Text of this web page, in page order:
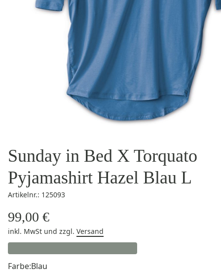
Sunday in Bed X Torquato
Pyjamashirt Hazel Blau L
Artikelnr.: 125093
99,00 €
inkl. MwSt und zzgl. Versand
Farbe:Blau